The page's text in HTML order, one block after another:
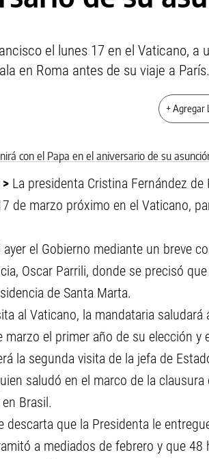
el lunes 17 en el Vaticano,
en Roma antes de su viaje a París.
+ Agregar
La presidenta Cristina Fernández
de marzo próximo en el Vaticano,
el Gobierno mediante un breve
Oscar Parrili, donde se precisó
de Santa Marta.
al Vaticano, la mandataria
marzo el primer año de su elección y
la segunda visita de la jefa de
saludó en el marco de la
Brasil.
descarta que la Presidenta le
a mediados de febrero y que